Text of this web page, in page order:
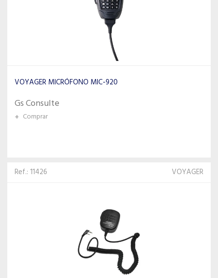
VOYAGER MICRÓFONO MIC-920
Gs Consulte
+ Comprar
Ref.: 11426 VOYAGER